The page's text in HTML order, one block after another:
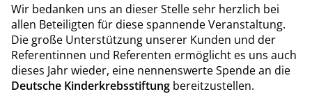
Wir bedanken uns an dieser Stelle sehr herzlich bei
allen Beteiligten für diese spannende Veranstaltung.
Die große Unterstützung unserer Kunden und der
Referentinnen und Referenten ermöglicht es uns auch
dieses Jahr wieder, eine nennenswerte Spende an die
Deutsche Kinderkrebsstiftung bereitzustellen.